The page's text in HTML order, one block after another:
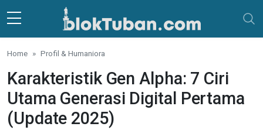
Skip to main content
Home Profil & Humaniora
Karakteristik Gen Alpha: 7 Ciri
Utama Generasi Digital Pertama
(Update 2025)